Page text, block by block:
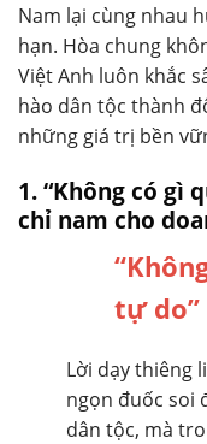
Nam lại cùng nhau
hạn. Hòa chung
Việt Anh luôn khắc
hào dân tộc thành
những giá trị bền
1. “Không có gì
chỉ nam cho
tự do”
Lời dạy thiêng
ngọn đuốc soi
dân tộc, mà